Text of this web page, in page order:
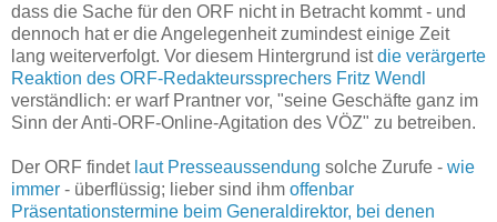
dass die Sache für den ORF nicht in Betracht kommt - und
dennoch hat er die Angelegenheit zumindest einige Zeit
lang weiterverfolgt. Vor diesem Hintergrund istdie verärgerte
Reaktion des ORF-Redakteurssprechers Fritz Wendl
verständlich: er warf Prantner vor, "seine Geschäfte ganz im
Sinn der Anti-ORF-Online-Agitation des VÖZ" zu betreiben.
Der ORF findet laut Presseaussendung solche Zurufe - wie
immer - überflüssig; lieber sind ihm offenbar
Präsentationstermine beim Generaldirektor, bei denen